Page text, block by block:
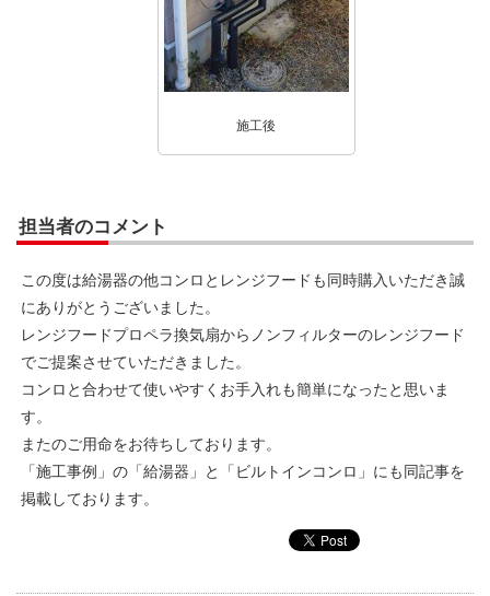
施工後
担当者のコメント
この度は給湯器の他コンロとレンジフードも同時購入いただき誠
にありがとうございました。
レンジフードプロペラ換気扇からノンフィルターのレンジフード
でご提案させていただきました。
コンロと合わせて使いやすくお手入れも簡単になったと思いま
す。
またのご用命をお待ちしております。
「施工事例」の「給湯器」と「ビルトインコンロ」にも同記事を
掲載しております。